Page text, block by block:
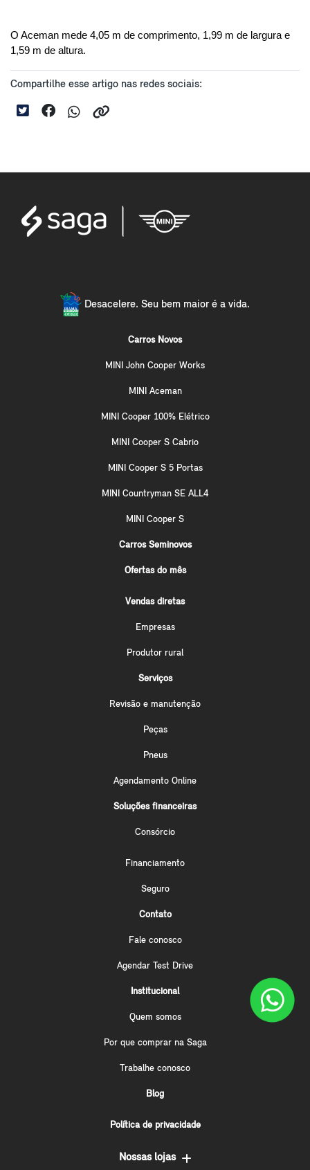
O Aceman mede 4,05 m de comprimento, 1,99 m de largura e
1,59 m de altura.
Compartilhe esse artigo nas redes sociais:
Desacelere. Seu bem maior é a vida.
Carros Novos
MINI John Cooper Works
MINI Aceman
MINI Cooper 100% Elétrico
MINI Cooper S Cabrio
MINI Cooper S 5 Portas
MINI Countryman SE ALL4
MINI Cooper S
Carros Seminovos
Ofertas do mês
Vendas diretas
Empresas
Produtor rural
Serviços
Revisão e manutenção
Peças
Pneus
Agendamento Online
Soluções financeiras
Consórcio
Financiamento
Seguro
Contato
Fale conosco
Agendar Test Drive
Institucional
Quem somos
Por que comprar na Saga
Trabalhe conosco
Blog
Política de privacidade
Nossas lojas